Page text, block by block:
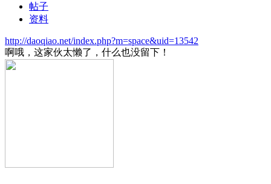
帖子
资料
http://daoqiao.net/index.php?m=space&uid=13542
啊哦，这家伙太懒了，什么也没留下！